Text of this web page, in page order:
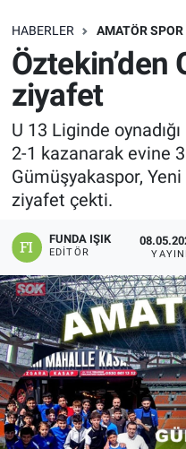
HABERLER AMATÖR SPOR
Öztekin’den
ziyafet
U 13 Liginde
2-1 kazanarak evine
Gümüşyakaspor, Yeni
ziyafet çekti.
FUNDA IŞIK
EDITÖR
SAĞLIK
EKONOMİ
EĞİTİM
ÖZEL HABER
Keşfet
ASTROLOJİ
MANŞET
RESMİ İLANLAR
İLAN
Bize ulaşın